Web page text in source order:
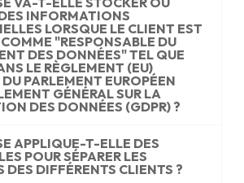
INFORMATIONS
LORSQUE LE CLIENT EST
"RESPONSABLE DU
DES DONNÉES" TEL QUE
LE RÈGLEMENT (EU)
PARLEMENT EUROPÉEN
GÉNÉRAL SUR LA
DES DONNÉES (GDPR) ?
APPLIQUE-T-ELLE DES
POUR SÉPARER LES
DES DIFFÉRENTS CLIENTS ?